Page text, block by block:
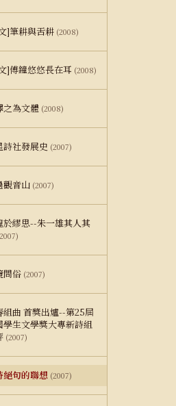
]筆耕與舌耕 (2008)
]傅鐘悠悠長在耳 (2008)
之為文體 (2008)
詩社發展史 (2007)
觀音山 (2007)
於繆思--朱一雄其人其
問俗 (2007)
組曲 首獎出爐--第25屆
學生文學獎大專新詩組
(2007)
絕句的聯想 (2007)